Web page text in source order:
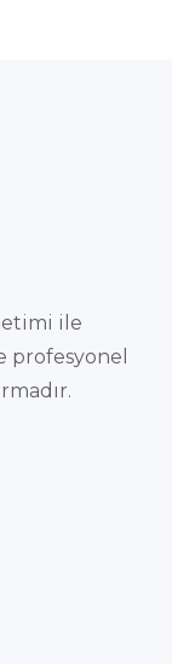
ile
profesyonel